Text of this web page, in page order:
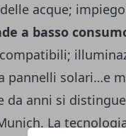
acque;
a basso
pannelli solari…e
da anni si
La